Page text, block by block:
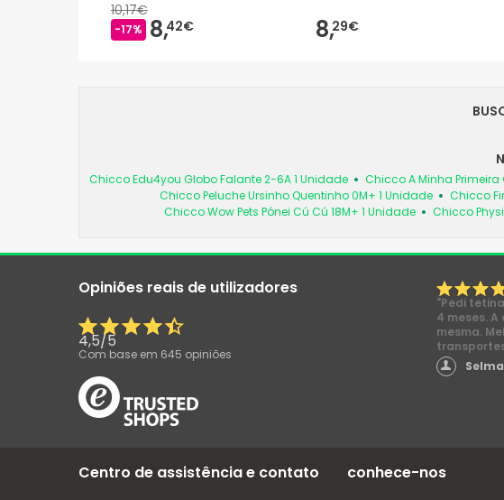
10,17€
-17% 8,42€ 8,29€
Chicco Edu4you Globo Falante 2-6A 1 Unidade Chicco A Minha Primeira
Chicco Peluche Ursinho Quentinho 0M+ 1 Unidade
Chicco
Chicco Wow Pets Pónei Cú Cú 18M+ 1 Unidade
Chicco
Opiniões reais de utilizadores
4,5/5
Com base em 645 opiniões
"Pedi
4 meses.
mesma.
Centro de assistência e contato conhece-nos